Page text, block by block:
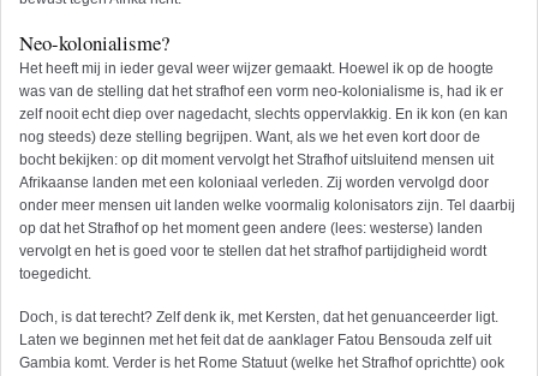
Neo-kolonialisme?
Het heeft mij in ieder geval weer wijzer gemaakt. Hoewel ik op de hoogte
was van de stelling dat het strafhof een vorm neo-kolonialisme is, had ik er
zelf nooit echt diep over nagedacht, slechts oppervlakkig. En ik kon (en kan
nog steeds) deze stelling begrijpen. Want, als we het even kort door de
bocht bekijken: op dit moment vervolgt het Strafhof uitsluitend mensen uit
Afrikaanse landen met een koloniaal verleden. Zij worden vervolgd door
onder meer mensen uit landen welke voormalig kolonisators zijn. Tel daarbij
op dat het Strafhof op het moment geen andere (lees: westerse) landen
vervolgt en het is goed voor te stellen dat het strafhof partijdigheid wordt
toegedicht.
Doch, is dat terecht? Zelf denk ik, met Kersten, dat het genuanceerder ligt.
Laten we beginnen met het feit dat de aanklager Fatou Bensouda zelf uit
Gambia komt. Verder is het Rome Statuut (welke het Strafhof oprichtte) ook